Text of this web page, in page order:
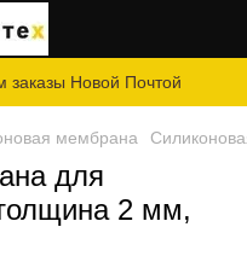
заказы Новой Почтой
мембрана
для
2 мм,